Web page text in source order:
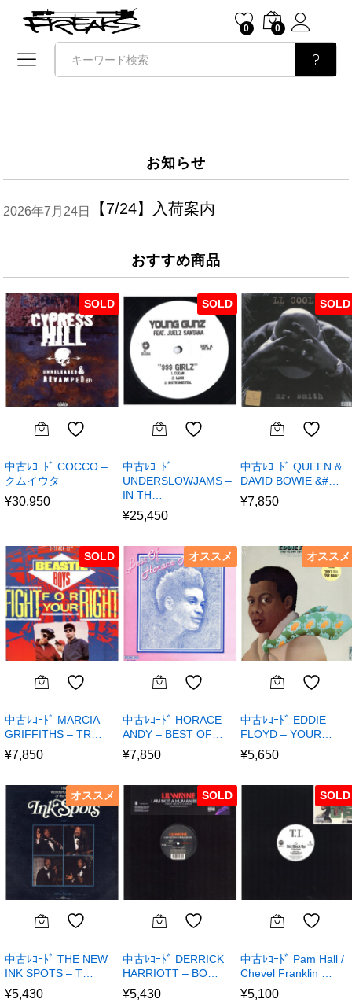
0 0
お知らせ
【7/24】入荷案内
2026年7月24日
おすすめ商品
SOLD
中古ﾚｺｰﾄﾞ COCCO –
クムイウタ
¥30,950
SOLD
中古ﾚｺｰﾄﾞ
UNDERSLOWJAMS –
IN TH…
¥25,450
SOLD
中古ﾚｺｰﾄﾞ QUEEN &
DAVID BOWIE &#…
¥7,850
SOLD
中古ﾚｺｰﾄﾞ MARCIA
GRIFFITHS – TR…
¥7,850
オススメ
中古ﾚｺｰﾄﾞ HORACE
ANDY – BEST OF…
¥7,850
オススメ
中古ﾚｺｰﾄﾞ EDDIE
FLOYD – YOUR…
¥5,650
オススメ
中古ﾚｺｰﾄﾞ THE NEW
INK SPOTS – T…
¥5,430
SOLD
中古ﾚｺｰﾄﾞ DERRICK
HARRIOTT – BO…
¥5,430
SOLD
中古ﾚｺｰﾄﾞ Pam Hall /
Chevel Franklin …
¥5,100